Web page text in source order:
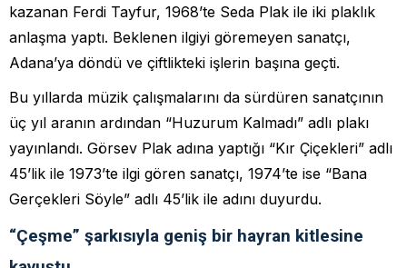
kazanan Ferdi Tayfur, 1968’te Seda Plak ile iki plaklık
anlaşma yaptı. Beklenen ilgiyi göremeyen sanatçı,
Adana’ya döndü ve çiftlikteki işlerin başına geçti.
Bu yıllarda müzik çalışmalarını da sürdüren sanatçının
üç yıl aranın ardından “Huzurum Kalmadı” adlı plakı
yayınlandı. Görsev Plak adına yaptığı “Kır Çiçekleri” adlı
45’lik ile 1973’te ilgi gören sanatçı, 1974’te ise “Bana
Gerçekleri Söyle” adlı 45’lik ile adını duyurdu.
“Çeşme” şarkısıyla geniş bir hayran kitlesine